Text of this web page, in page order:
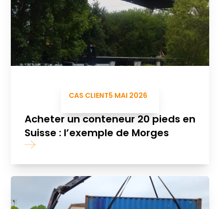
CAS CLIENT5 MAI 2026
Acheter un conteneur 20 pieds en
Suisse : l’exemple de Morges